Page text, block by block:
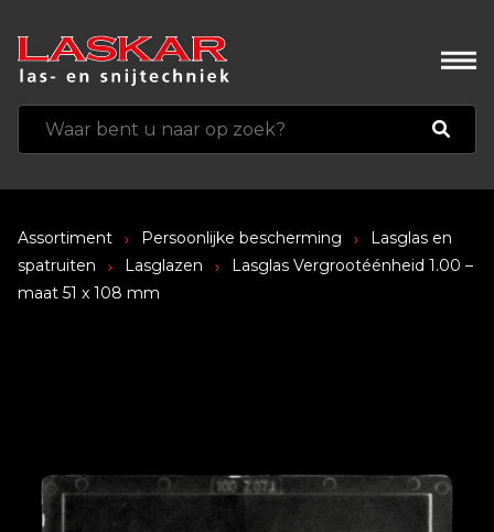
Assortiment Persoonlijke bescherming
Lasglas en
spatruiten
Lasglazen
Lasglas Vergrootéénheid 1.00 –
maat 51 x 108 mm